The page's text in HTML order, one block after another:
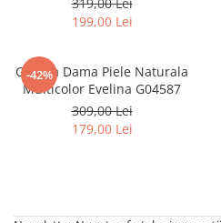
199,00 Lei
-42%
Geanta Dama Piele Naturala
Multicolor Evelina G04587
309,00 Lei
179,00 Lei